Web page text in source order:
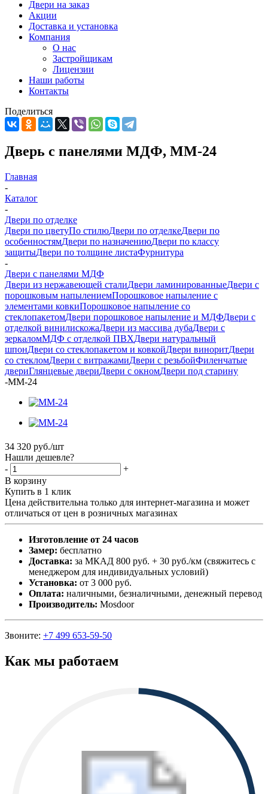
Двери на заказ
Акции
Доставка и установка
Компания
О нас
Застройщикам
Лицензии
Наши работы
Контакты
Поделиться
Дверь с панелями МДФ, ММ-24
Главная
-
Каталог
-
Двери по отделке
Двери по цветуПо стилюДвери по отделкеДвери по
особенностямДвери по назначениюДвери по классу
защитыДвери по толщине листаФурнитура
-
Двери с панелями МДФ
Двери из нержавеющей сталиДвери ламинированныеДвери с
порошковым напылениемПорошковое напыление с
элементами ковкиПорошковое напыление со
стеклопакетомДвери порошковое напыление и МДФДвери с
отделкой винилискожаДвери из массива дубаДвери с
зеркаломМДФ с отделкой ПВХДвери натуральный
шпонДвери со стеклопакетом и ковкойДвери виноритДвери
со стекломДвери с витражамиДвери с резьбойФиленчатые
двериГлянцевые двериДвери с окномДвери под старину
-ММ-24
34 320 руб./шт
Нашли дешевле?
-
+
В корзину
Купить в 1 клик
Цена действительна только для интернет-магазина и может
отличаться от цен в розничных магазинах
Изготовление от 24 часов
Замер: бесплатно
Доставка: за МКАД 800 руб. + 30 руб./км (свяжитесь с
менеджером для индивидуальных условий)
Установка: от 3 000 руб.
Оплата: наличными, безналичными, денежный перевод
Производитель: Mosdoor
Звоните: +7 499 653-59-50
Как мы работаем